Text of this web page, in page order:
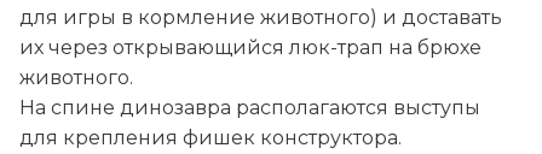
для игры в кормление животного) и доставать
их через открывающийся люк-трап на брюхе
животного.
На спине динозавра располагаются выступы
для крепления фишек конструктора.